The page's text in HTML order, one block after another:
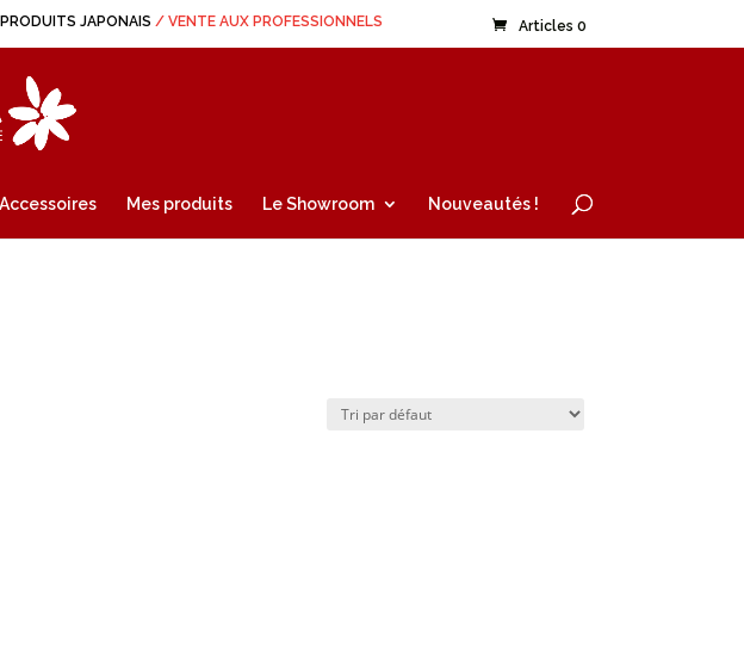
JAPONAIS / VENTE AUX PROFESSIONNELS Articles 0
Accessoires Mes produits Le Showroom Nouveautés !